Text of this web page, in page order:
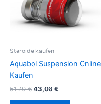
Steroide kaufen
Aquabol Suspension Online
Kaufen
51,70€43,08 €